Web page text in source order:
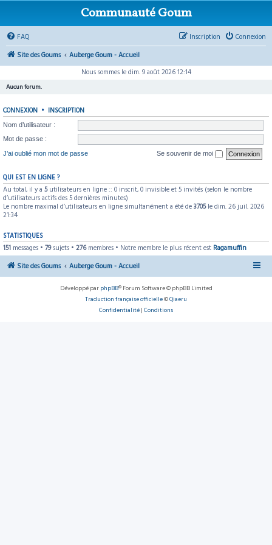
Communauté Goum
FAQ Connexion
Inscription
Site des Goums
Auberge Goum - Accueil
Nous sommes le dim. 9 août 2026 12:14
Aucun forum.
CONNEXION • INSCRIPTION
Nom d’utilisateur :
Mot de passe :
J’ai oublié mon mot de passe
Se souvenir de moi
QUI EST EN LIGNE ?
Au total, il y a 5utilisateurs en ligne :: 0 inscrit, 0 invisible et 5 invités (selon le nombre
d’utilisateurs actifs des 5 dernières minutes)
Le nombre maximal d’utilisateurs en ligne simultanément a été de 3705le dim. 26 juil. 2026
21:34
STATISTIQUES
151 messages • 79sujets • 276membres • Notre membre le plus récent est Ragamuffin
Site des Goums Auberge Goum - Accueil
Développé par phpBB® Forum Software © phpBB Limited
Traduction française officielle©Qiaeru
Confidentialité | Conditions